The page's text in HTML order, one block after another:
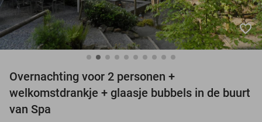
favorite_border
Overnachting voor 2 personen +
welkomstdrankje + glaasje bubbels in de buurt
van Spa